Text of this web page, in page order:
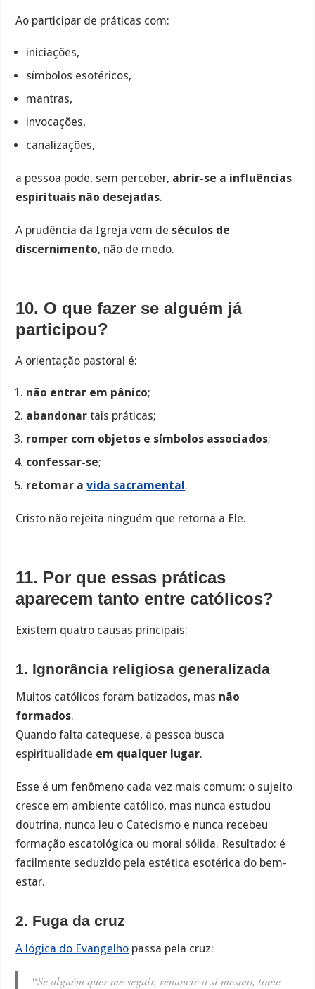
Ao participar de práticas com:
iniciações,
símbolos esotéricos,
mantras,
invocações,
canalizações,
a pessoa pode, sem perceber, abrir-se a influências
espirituais não desejadas.
A prudência da Igreja vem de séculos de
discernimento, não de medo.
10. O que fazer se alguém já
participou?
A orientação pastoral é:
não entrar em pânico;
abandonar tais práticas;
romper com objetos e símbolos associados;
confessar-se;
retomar avida sacramental .
Cristo não rejeita ninguém que retorna a Ele.
11. Por que essas práticas
aparecem tanto entre católicos?
Existem quatro causas principais:
1. Ignorância religiosa generalizada
Muitos católicos foram batizados, mas não
formados.
Quando falta catequese, a pessoa busca
espiritualidade em qualquer lugar.
Esse é um fenômeno cada vez mais comum: o sujeito
cresce em ambiente católico, mas nunca estudou
doutrina, nunca leu o Catecismo e nunca recebeu
formação escatológica ou moral sólida. Resultado: é
facilmente seduzido pela estética esotérica do bem-
estar.
2. Fuga da cruz
A lógica do Evangelho passa pela cruz:
“Se alguém quer me seguir, renuncie a si mesmo, tome